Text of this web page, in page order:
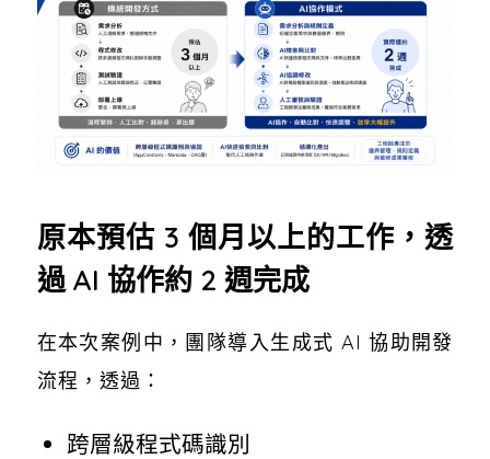
原本預估 3 個月以上的工作，透
過 AI 協作約 2 週完成
在本次案例中，團隊導入生成式 AI 協助開發
流程，透過：
跨層級程式碼識別